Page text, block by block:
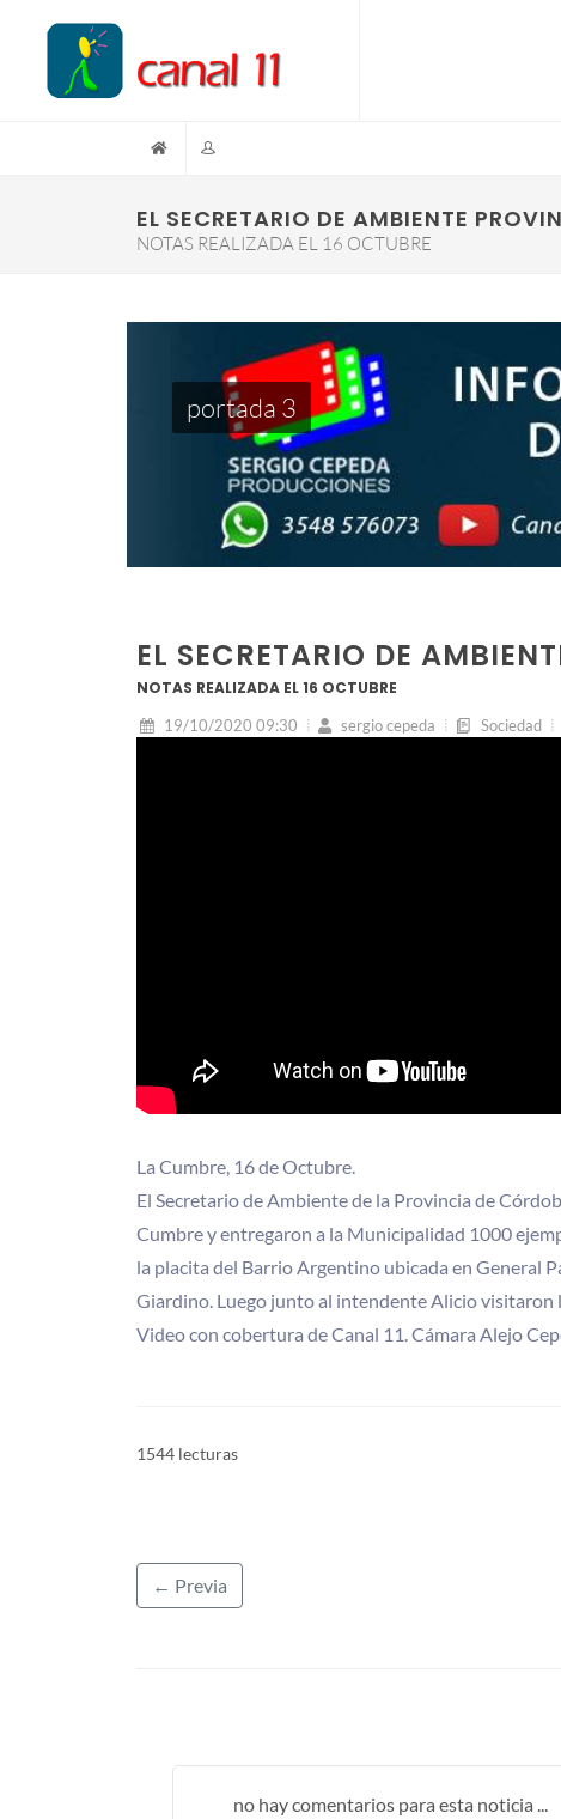
EL SECRETARIO DE AMBIENTE
NOTAS REALIZADA EL 16 OCTUBRE
portada 3
EL SECRETARIO DE
NOTAS REALIZADA EL 16 OCTUBRE
19/10/2020 09:30 sergio cepeda Sociedad
La Cumbre, 16 de Octubre.
El Secretario de Ambiente de la Provincia de
Cumbre y entregaron a la Municipalidad 1000
la placita del Barrio Argentino ubicada en General
Giardino. Luego junto al intendente Alicio visitaron
Video con cobertura de Canal 11. Cámara Alejo
1544 lecturas
← Previa
no hay comentarios para esta noticia ...